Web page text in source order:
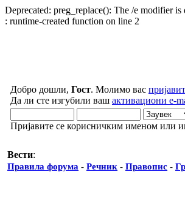
Deprecated: preg_replace(): The /e modifier
: runtime-created function on line 2
Добро дошли, Гост. Молимо вас
Да ли сте изгубили ваш активациони e-
Пријавите се корисничким именом или
Вести:
Правила форума - Речник - Правопис -